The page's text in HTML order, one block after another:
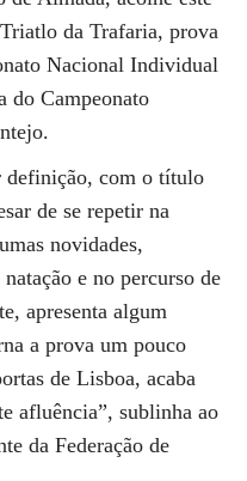
da Trafaria, prova
Nacional Individual
do Campeonato
definição, com o título
de se repetir na
novidades,
e no percurso de
apresenta algum
a prova um pouco
de Lisboa, acaba
afluência”, sublinha ao
da Federação de